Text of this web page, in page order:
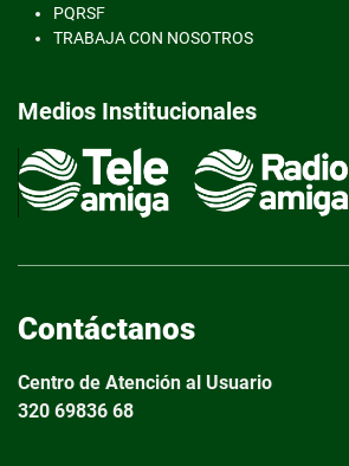
PQRSF
TRABAJA CON NOSOTROS
Medios Institucionales
Contáctanos
Centro de Atención al Usuario
320 69836 68